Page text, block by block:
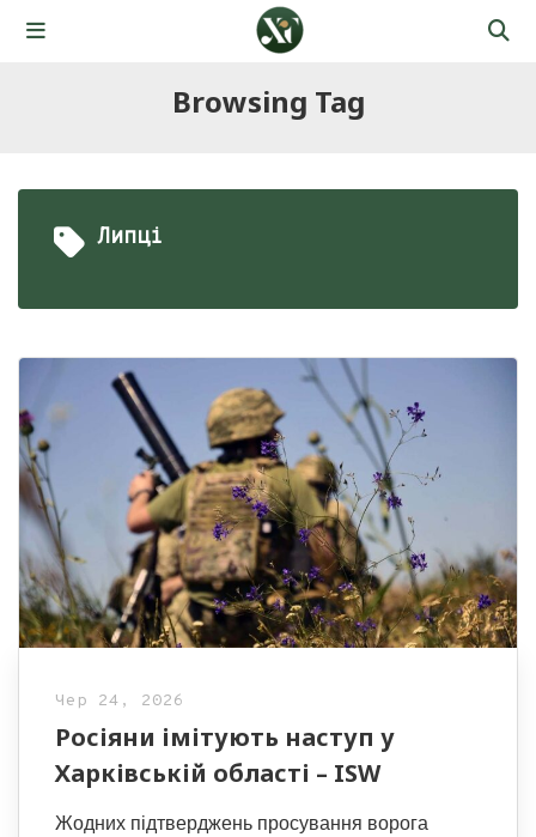
Browsing Tag
Липці
Чер 24, 2026
Росіяни імітують наступ у
Харківській області – ISW
Жодних підтверджень просування ворога